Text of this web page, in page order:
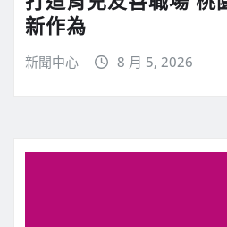
新作為
新聞中心 8 月 5, 2026